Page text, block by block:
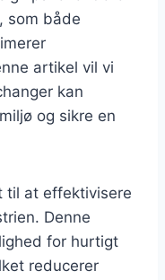
som både
artikel vil vi
kan
og sikre en
til at effektivisere
Denne
for hurtigt
reducerer